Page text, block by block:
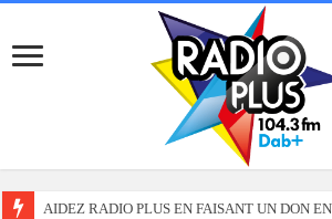
AIDEZ RADIO PLUS EN FAISANT UN DON